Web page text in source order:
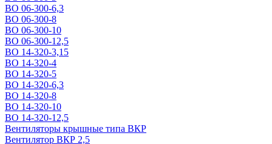
ВО 06-300-6,3
ВО 06-300-8
ВО 06-300-10
ВО 06-300-12,5
ВО 14-320-3,15
ВО 14-320-4
ВО 14-320-5
ВО 14-320-6,3
ВО 14-320-8
ВО 14-320-10
ВО 14-320-12,5
Вентиляторы крышные типа ВКР
Вентилятор ВКР 2,5